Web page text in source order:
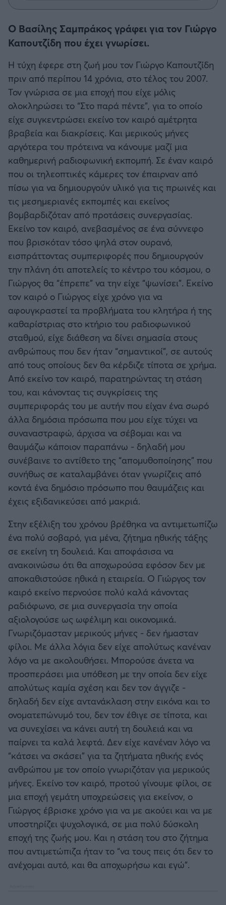
Δημήτρης Τσορμπατζόγλου
Λεβαδειακός
ΟΦΗ
Βόλος
Ατρόμητος Αθηνών
Κηφισιά
Αστέρας Τρίπολης
Παναιτωλικός
Καλαμάτα
Ηρακλής
Μπαρτσελόνα
Ρεάλ Μαδρίτης
Ατλέτικο Μαδρίτης
Μάντσεστερ Γιουνάιτεντ
Μάντσεστερ Σίτι
Λίβερπουλ
Τσέλσι
Άρσεναλ
Γιουβέντους
Μίλαν
Ίντερ
Μπάγερν Μονάχου
Παρί Σεν Ζερμέν
Μια Ιστορία από την Πόλη
Ο Βασίλης Σαμπράκος γράφει για τον Γιώργο
Καπουτζίδη που έχει γνωρίσει.
Η τύχη έφερε στη ζωή μου τον Γιώργο Καπουτζίδη
πριν από περίπου 14 χρόνια, στο τέλος του 2007.
Τον γνώρισα σε μια εποχή που είχε μόλις
ολοκληρώσει το “Στο παρά πέντε”, για το οποίο
είχε συγκεντρώσει εκείνο τον καιρό αμέτρητα
βραβεία και διακρίσεις. Και μερικούς μήνες
αργότερα του πρότεινα να κάνουμε μαζί μια
καθημερινή ραδιοφωνική εκπομπή. Σε έναν καιρό
που οι τηλεοπτικές κάμερες τον έπαιρναν από
πίσω για να δημιουργούν υλικό για τις πρωινές και
τις μεσημεριανές εκπομπές και εκείνος
βομβαρδιζόταν από προτάσεις συνεργασίας.
Εκείνο τον καιρό, ανεβασμένος σε ένα σύννεφο
που βρισκόταν τόσο ψηλά στον ουρανό,
εισπράττοντας συμπεριφορές που δημιουργούν
την πλάνη ότι αποτελείς το κέντρο του κόσμου, ο
Γιώργος θα “έπρεπε” να την είχε “ψωνίσει”. Εκείνο
τον καιρό ο Γιώργος είχε χρόνο για να
αφουγκραστεί τα προβλήματα του κλητήρα ή της
καθαρίστριας στο κτήριο του ραδιοφωνικού
σταθμού, είχε διάθεση να δίνει σημασία στους
ανθρώπους που δεν ήταν “σημαντικοί”, σε αυτούς
από τους οποίους δεν θα κέρδιζε τίποτα σε χρήμα.
Από εκείνο τον καιρό, παρατηρώντας τη στάση
του, και κάνοντας τις συγκρίσεις της
συμπεριφοράς του με αυτήν που είχαν ένα σωρό
άλλα δημόσια πρόσωπα που μου είχε τύχει να
συναναστραφώ, άρχισα να σέβομαι και να
θαυμάζω κάποιον παραπάνω - δηλαδή μου
συνέβαινε το αντίθετο της “απομυθοποίησης” που
συνήθως σε καταλαμβάνει όταν γνωρίζεις από
κοντά ένα δημόσιο πρόσωπο που θαυμάζεις και
έχεις εξιδανικεύσει από μακριά.
Στην εξέλιξη του χρόνου βρέθηκα να αντιμετωπίζω
ένα πολύ σοβαρό, για μένα, ζήτημα ηθικής τάξης
σε εκείνη τη δουλειά. Και αποφάσισα να
ανακοινώσω ότι θα αποχωρούσα εφόσον δεν με
αποκαθιστούσε ηθικά η εταιρεία. Ο Γιώργος τον
καιρό εκείνο περνούσε πολύ καλά κάνοντας
ραδιόφωνο, σε μια συνεργασία την οποία
αξιολογούσε ως ωφέλιμη και οικονομικά.
Γνωριζόμασταν μερικούς μήνες - δεν ήμασταν
φίλοι. Με άλλα λόγια δεν είχε απολύτως κανέναν
λόγο να με ακολουθήσει. Μπορούσε άνετα να
προσπεράσει μια υπόθεση με την οποία δεν είχε
απολύτως καμία σχέση και δεν τον άγγιζε -
δηλαδή δεν είχε αντανάκλαση στην εικόνα και το
ονοματεπώνυμό του, δεν τον έθιγε σε τίποτα, και
να συνεχίσει να κάνει αυτή τη δουλειά και να
παίρνει τα καλά λεφτά. Δεν είχε κανέναν λόγο να
“κάτσει να σκάσει” για τα ζητήματα ηθικής ενός
ανθρώπου με τον οποίο γνωριζόταν για μερικούς
μήνες. Εκείνο τον καιρό, προτού γίνουμε φίλοι, σε
μια εποχή γεμάτη υποχρεώσεις για εκείνον, ο
Γιώργος έβρισκε χρόνο για να με ακούει και να με
υποστηρίζει ψυχολογικά, σε μια πολύ δύσκολη
εποχή της ζωής μου. Και η στάση του στο ζήτημα
που αντιμετώπιζα ήταν το “να τους πεις ότι δεν το
ανέχομαι αυτό, και θα αποχωρήσω και εγώ”.